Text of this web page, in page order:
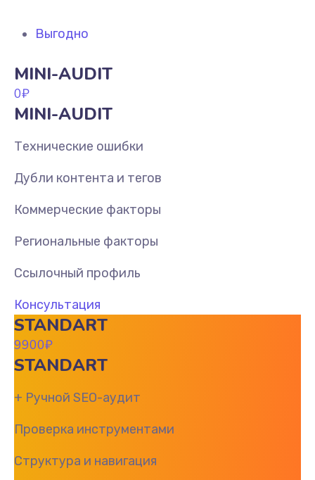
Выгодно
MINI-AUDIT
0₽
MINI-AUDIT
Технические ошибки
Дубли контента и тегов
Коммерческие факторы
Региональные факторы
Ссылочный профиль
Консультация
STANDART
9900₽
STANDART
+ Ручной SEO-аудит
Проверка инструментами
Структура и навигация